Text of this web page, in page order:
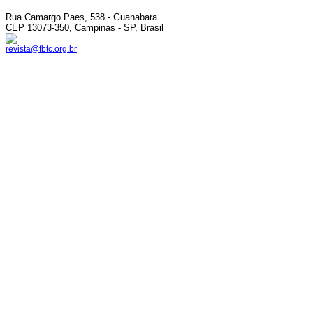
Rua Camargo Paes, 538 - Guanabara
CEP 13073-350, Campinas - SP, Brasil
revista@fbtc.org.br